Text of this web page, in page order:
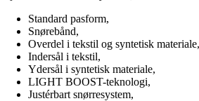
Standard pasform,
Snørebånd,
Overdel i tekstil og syntetisk materiale,
Indersål i tekstil,
Ydersål i syntetisk materiale,
LIGHT BOOST-teknologi,
Justérbart snørresystem,